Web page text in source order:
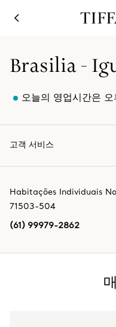
Brasilia -
오늘의 영업시간은
고객 서비스
Habitações Individuais
71503-504
(61) 99979-2862